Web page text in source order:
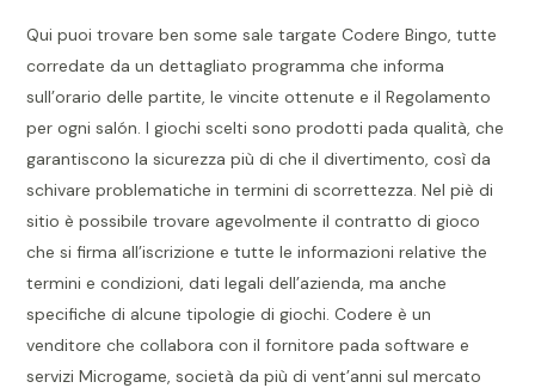
Qui puoi trovare ben some sale targate Codere Bingo, tutte
corredate da un dettagliato programma che informa
sull’orario delle partite, le vincite ottenute e il Regolamento
per ogni salón. I giochi scelti sono prodotti pada qualità, che
garantiscono la sicurezza più di che il divertimento, così da
schivare problematiche in termini di scorrettezza. Nel piè di
sitio è possibile trovare agevolmente il contratto di gioco
che si firma all’iscrizione e tutte le informazioni relative the
termini e condizioni, dati legali dell’azienda, ma anche
specifiche di alcune tipologie di giochi. Codere è un
venditore che collabora con il fornitore pada software e
servizi Microgame, società da più di vent’anni sul mercato